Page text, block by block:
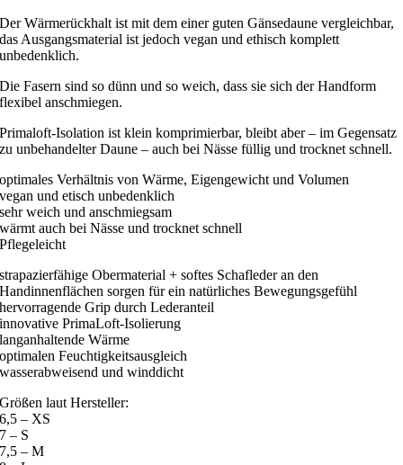
Der Wärmerückhalt ist mit dem einer guten Gänsedaune vergleichbar,
das Ausgangsmaterial ist jedoch vegan und ethisch komplett
unbedenklich.
Die Fasern sind so dünn und so weich, dass sie sich der Handform
flexibel anschmiegen.
Primaloft-Isolation ist klein komprimierbar, bleibt aber – im Gegensatz
zu unbehandelter Daune – auch bei Nässe füllig und trocknet schnell.
optimales Verhältnis von Wärme, Eigengewicht und Volumen
vegan und etisch unbedenklich
sehr weich und anschmiegsam
wärmt auch bei Nässe und trocknet schnell
Pflegeleicht
strapazierfähige Obermaterial + softes Schafleder an den
Handinnenflächen sorgen für ein natürliches Bewegungsgefühl
hervorragende Grip durch Lederanteil
innovative PrimaLoft-Isolierung
langanhaltende Wärme
optimalen Feuchtigkeitsausgleich
wasserabweisend und winddicht
Größen laut Hersteller:
6,5 – XS
7 – S
7,5 – M